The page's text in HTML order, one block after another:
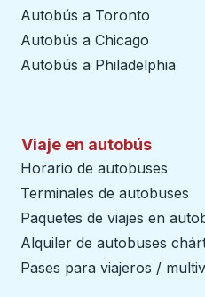
Autobús a Toronto
Autobús a Chicago
Autobús a Philadelphia
Viaje en autobús
Horario de autobuses
Terminales de autobuses
Paquetes de viajes en
Alquiler de autobuses
Pases para viajeros /